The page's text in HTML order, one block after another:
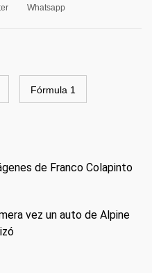
Whatsapp
Fórmula 1
de Franco Colapinto
vez un auto de Alpine